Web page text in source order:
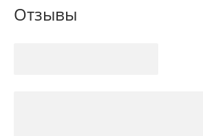
Отзывы